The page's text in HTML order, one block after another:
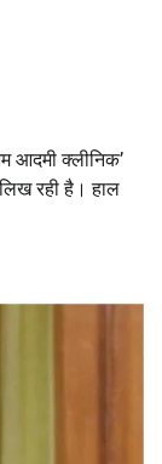
आदमी क्लीनिक’
रही है। हाल